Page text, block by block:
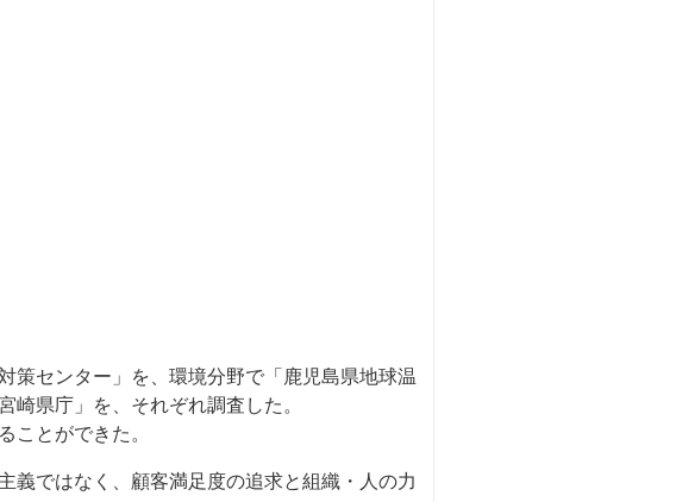
センター」を、環境分野で「鹿児島県地球温
県庁」を、それぞれ調査した。
ことができた。
ではなく、顧客満足度の追求と組織・人の力